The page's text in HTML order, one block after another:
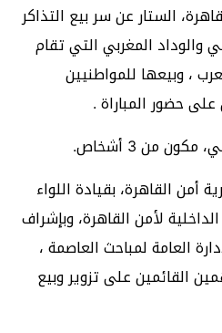
الستار عن سر بيع التذاكر
والوداد المغربي التي تقام
، وبيعها للمواطنيين
على حضور المباراة .
من 3 أشخاص.
أمن القاهرة، بقيادة اللواء
لأمن القاهرة، وبإشراف
العامة لمباحث العاصمة ،
القائمين على تزوير وبيع